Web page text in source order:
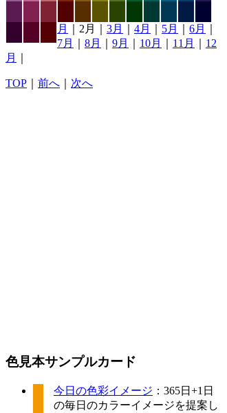
月 ｜2月｜ 3月 4月 5月 6月
7月
8月 9月 10月 11月
12
月
TOP 前へ 次へ
色見本サンプルカード
今日の色彩イメージ ：365日+1日
の毎日のカラーイメージを提案し